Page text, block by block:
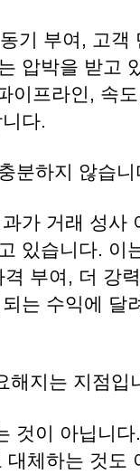
기 부여, 고객
압박을 받고
이프라인, 속
다.
분하지 않습니
가 거래 성사
있습니다. 이
부여, 더 강
는 수익에 달
해지는 지점입
것이 아닙니
체하는 것도